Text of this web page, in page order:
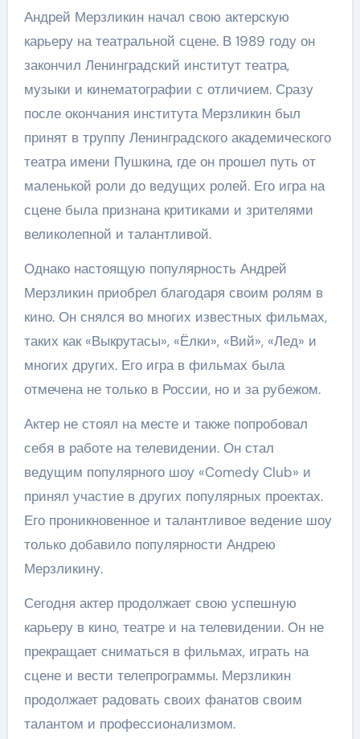
Андрей Мерзликин начал свою актерскую
карьеру на театральной сцене. В 1989 году он
закончил Ленинградский институт театра,
музыки и кинематографии с отличием. Сразу
после окончания института Мерзликин был
принят в труппу Ленинградского академического
театра имени Пушкина, где он прошел путь от
маленькой роли до ведущих ролей. Его игра на
сцене была признана критиками и зрителями
великолепной и талантливой.
Однако настоящую популярность Андрей
Мерзликин приобрел благодаря своим ролям в
кино. Он снялся во многих известных фильмах,
таких как «Выкрутасы», «Ёлки», «Вий», «Лед» и
многих других. Его игра в фильмах была
отмечена не только в России, но и за рубежом.
Актер не стоял на месте и также попробовал
себя в работе на телевидении. Он стал
ведущим популярного шоу «Comedy Club» и
принял участие в других популярных проектах.
Его проникновенное и талантливое ведение шоу
только добавило популярности Андрею
Мерзликину.
Сегодня актер продолжает свою успешную
карьеру в кино, театре и на телевидении. Он не
прекращает сниматься в фильмах, играть на
сцене и вести телепрограммы. Мерзликин
продолжает радовать своих фанатов своим
талантом и профессионализмом.